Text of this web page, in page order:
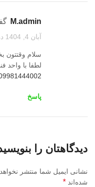
M.admin
آبان 4, 1404 در 9:56 ق.ظ
سلام وقتتون
لطفا با واحد
پاسخ
دیدگاهتان را
نشانی ایمیل شما منتشر
شده‌اند *